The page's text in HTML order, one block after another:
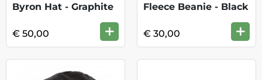
Byron Hat - Graphite
€ 50,00 +
Fleece Beanie - Black
€ 30,00 +